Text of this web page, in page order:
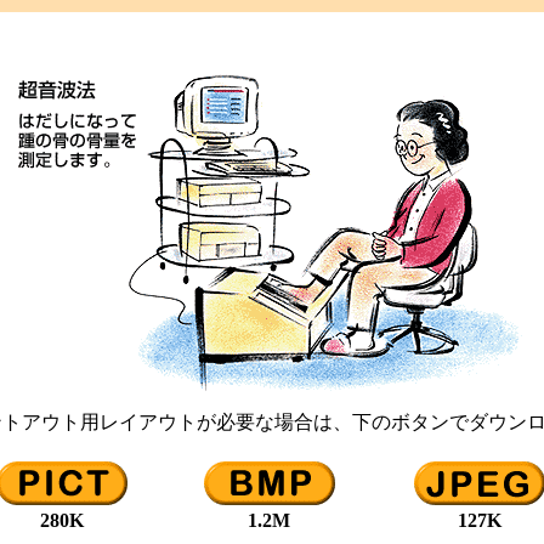
アウト用レイアウトが必要な場合は、下のボタンでダウン
280K 1.2M 127K